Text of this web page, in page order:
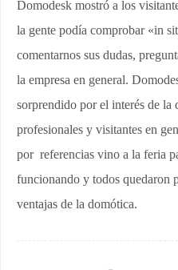
Domodesk mostró a los
la gente podía comprobar «in
comentarnos sus dudas,
la empresa en general.
sorprendido por el interés de
profesionales y visitantes en
por referencias vino a la feria
funcionando y todos quedaron
ventajas de la domótica.